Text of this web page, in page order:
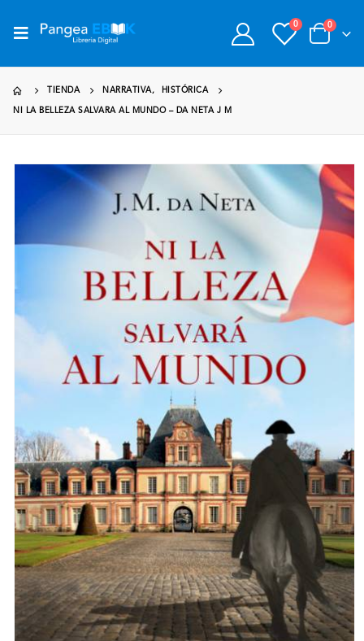
0 0
TIENDA NARRATIVA, HISTÓRICA
NI LA BELLEZA SALVARA AL MUNDO – DA NETA J M